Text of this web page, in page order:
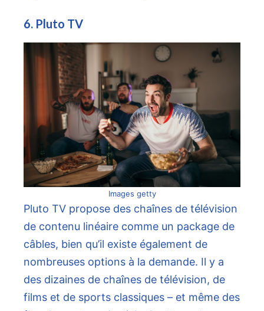
6. Pluto TV
Images getty
Pluto TV propose des chaînes de télévision
de contenu linéaire comme un package de
câbles, bien qu’il existe également de
nombreuses options à la demande. Il y a
des dizaines de chaînes de télévision, de
films et de sports classiques – et même des